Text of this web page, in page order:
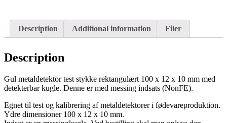
Description Additional information Filer
Description
Gul metaldetektor test stykke rektangulært 100 x 12 x 10 mm med
detekterbar kugle. Denne er med messing indsats (NonFE).
Egnet til test og kalibrering af metaldetektorer i fødevareproduktion.
Ydre dimensioner 100 x 12 x 10 mm.